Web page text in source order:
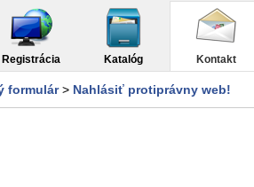
Registrácia Katalóg Kontakt
formulár> Nahlásiť protiprávny web!